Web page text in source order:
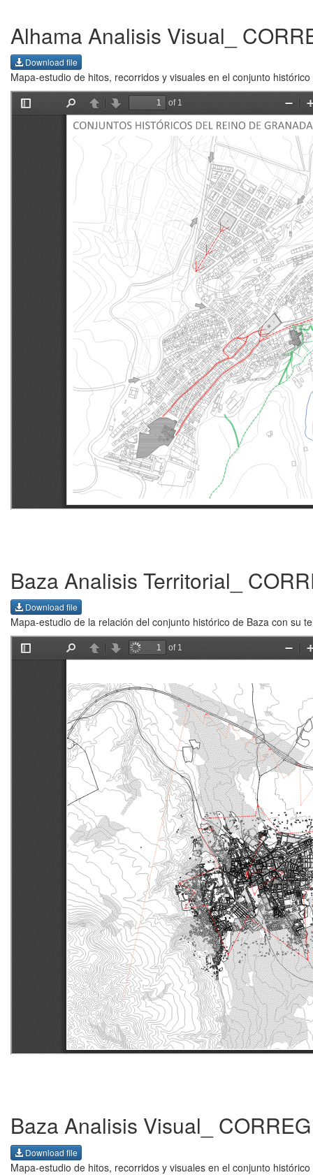
Alhama Analisis Visual_
Download file
Mapa-estudio de hitos, recorridos y visuales en el conjunto
Baza Analisis Territorial_
Download file
Mapa-estudio de la relación del conjunto histórico de Baza con su
Baza Analisis Visual_
Download file
Mapa-estudio de hitos, recorridos y visuales en el conjunto